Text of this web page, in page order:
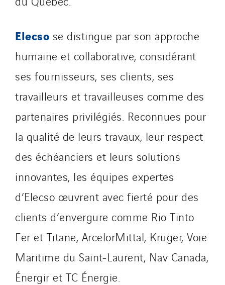
Elecso se distingue par son approche
humaine et collaborative, considérant
ses fournisseurs, ses clients, ses
travailleurs et travailleuses comme des
partenaires privilégiés. Reconnues pour
la qualité de leurs travaux, leur respect
des échéanciers et leurs solutions
innovantes, les équipes expertes
d’Elecso œuvrent avec fierté pour des
clients d’envergure comme Rio Tinto
Fer et Titane, ArcelorMittal, Kruger, Voie
Maritime du Saint-Laurent, Nav Canada,
Énergir et TC Énergie.